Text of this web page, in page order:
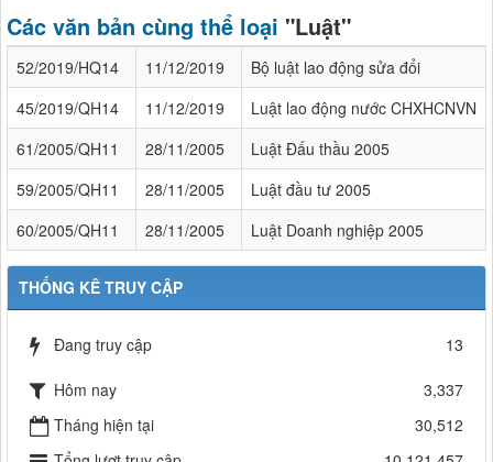
Các văn bản cùng thể loại "Luật"
52/2019/HQ14 11/12/2019
Bộ luật lao động sửa đổi
45/2019/QH14
11/12/2019
Luật lao động nước CHXHCNVN
61/2005/QH11
28/11/2005
Luật Đấu thầu 2005
59/2005/QH11
28/11/2005
Luật đầu tư 2005
60/2005/QH11
28/11/2005 Luật Doanh nghiệp 2005
THỐNG KÊ TRUY CẬP
Đang truy cập 13
Hôm nay
3,337
Tháng hiện tại
30,512